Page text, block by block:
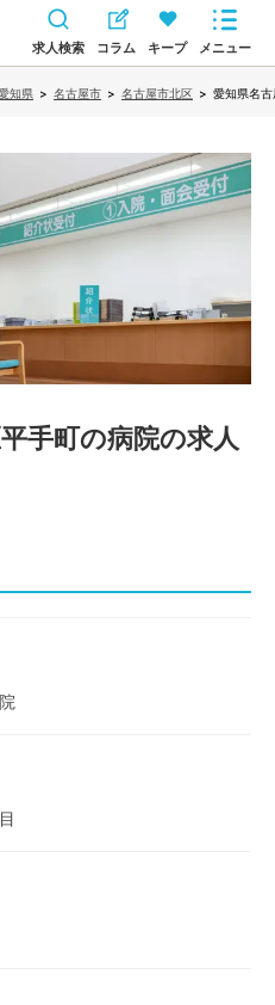
求人検索 コラム キープ メニュー
知県 > 名古屋市 > 名古屋市北区 > 愛知県名
手町の病院の求人